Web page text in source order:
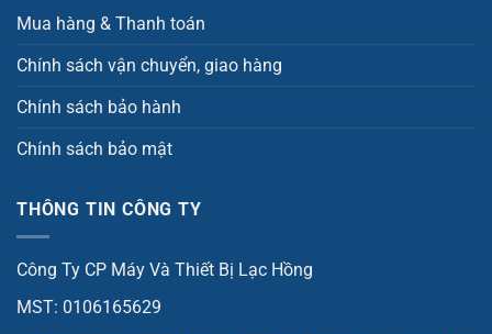
Mua hàng & Thanh toán
Chính sách vận chuyển, giao hàng
Chính sách bảo hành
Chính sách bảo mật
THÔNG TIN CÔNG TY
Công Ty CP Máy Và Thiết Bị Lạc Hồng
MST: 0106165629